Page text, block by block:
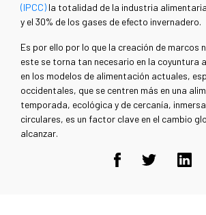
(IPCC) la totalidad de la industria
y el 30% de los gases de efecto invernadero.
Es por ello por lo que la creación de marcos
este se torna tan necesario en la coyuntura
en los modelos de alimentación actuales,
occidentales, que se centren más en una
temporada, ecológica y de cercanía,
circulares, es un factor clave en el cambio
alcanzar.